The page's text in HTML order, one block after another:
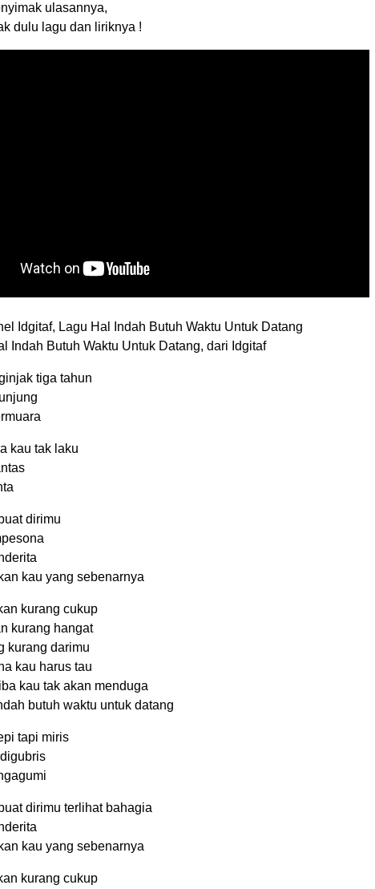
ulasannya,
dulu lagu dan liriknya !
Idgitaf, Lagu Hal Indah Butuh Waktu Untuk Datang
Indah Butuh Waktu Untuk Datang, dari Idgitaf
tiga tahun
kau tak laku
dirimu
kau yang sebenarnya
kurang cukup
kurang hangat
kurang darimu
kau harus tau
kau tak akan menduga
butuh waktu untuk datang
tapi miris
dirimu terlihat bahagia
kau yang sebenarnya
kurang cukup